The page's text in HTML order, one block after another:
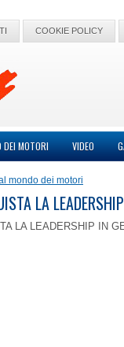
COOKIE POLICY
DEI MOTORI VIDEO
mondo dei motori
LA
LA LEADERSHIP IN